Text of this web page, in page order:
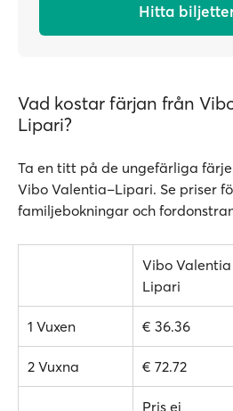
Hitta
Vad kostar färjan från
Lipari?
Ta en titt på de ungefärliga
Vibo Valentia–Lipari. Se priser
familjebokningar och
Vibo
Lipari
1 Vuxen € 36.36
2 Vuxna € 72.72
Pris ej